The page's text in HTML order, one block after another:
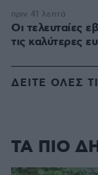
Οι τελευταίες
τις καλύτερες
πριν 41 λεπτά
ΔΕΙΤΕ ΟΛΕΣ
ΤΑ ΠΙΟ